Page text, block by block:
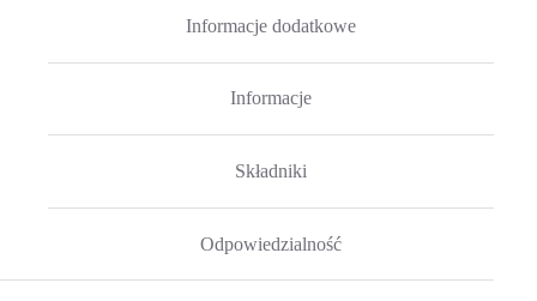
Informacje dodatkowe
Informacje
Składniki
Odpowiedzialność